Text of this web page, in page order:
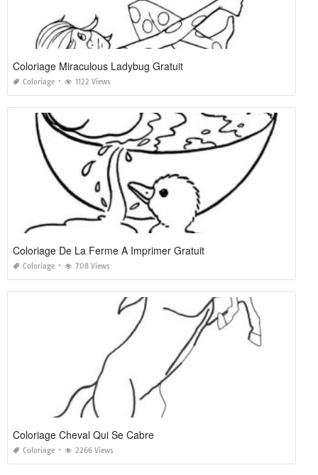
Coloriage Miraculous Ladybug Gratuit
Coloriage 1122 Views
Coloriage De La Ferme A Imprimer Gratuit
Coloriage 708 Views
Coloriage Cheval Qui Se Cabre
Coloriage 2266 Views